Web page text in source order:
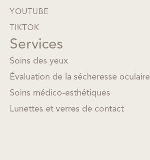
YOUTUBE
TIKTOK
Services
Soins des yeux
Évaluation de la sécheresse oculaire
Soins médico-esthétiques
Lunettes et verres de contact